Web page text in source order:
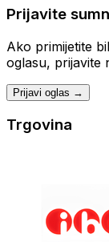
Prijavite
Ako primijetite
oglasu, prijavite
Prijavi oglas →
Trgovina